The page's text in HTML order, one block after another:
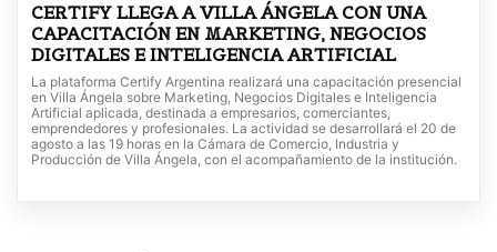
CERTIFY LLEGA A VILLA ÁNGELA CON UNA
CAPACITACIÓN EN MARKETING, NEGOCIOS
DIGITALES E INTELIGENCIA ARTIFICIAL
La plataforma Certify Argentina realizará una capacitación presencial
en Villa Ángela sobre Marketing, Negocios Digitales e Inteligencia
Artificial aplicada, destinada a empresarios, comerciantes,
emprendedores y profesionales. La actividad se desarrollará el 20 de
agosto a las 19 horas en la Cámara de Comercio, Industria y
Producción de Villa Ángela, con el acompañamiento de la institución.